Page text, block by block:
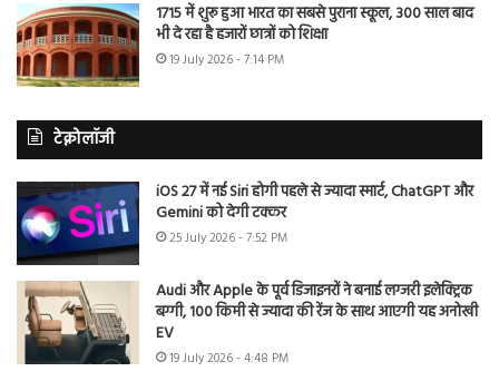
1715 में शुरू हुआ भारत का सबसे पुराना स्कूल, 300 साल बाद
भी दे रहा है हजारों छात्रों को शिक्षा
19 July 2026 - 7:14 PM
टेक्नोलॉजी
iOS 27 में नई Siri होगी पहले से ज्यादा स्मार्ट, ChatGPT और
Gemini को देगी टक्कर
25 July 2026 - 7:52 PM
Audi और Apple के पूर्व डिजाइनरों ने बनाई लग्जरी इलेक्ट्रिक
बग्गी, 100 किमी से ज्यादा की रेंज के साथ आएगी यह अनोखी
EV
19 July 2026 - 4:48 PM